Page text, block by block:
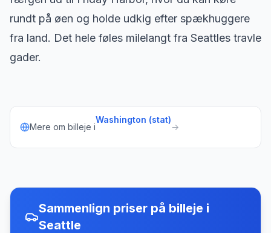
rundt på øen og holde udkig efter spækhuggere
fra land. Det hele føles milelangt fra Seattles travle
gader.
Mere om billeje i
Washington (stat)
→
Sammenlign priser på billeje i
Seattle